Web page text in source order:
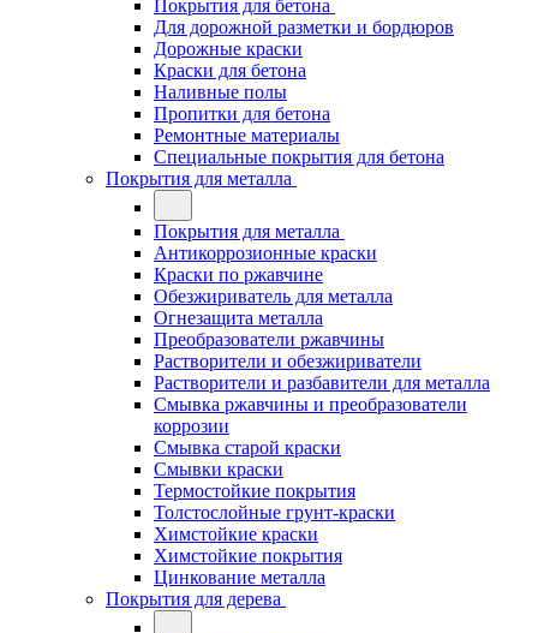
Покрытия для бетона
Для дорожной разметки и бордюров
Дорожные краски
Краски для бетона
Наливные полы
Пропитки для бетона
Ремонтные материалы
Специальные покрытия для бетона
Покрытия для металла
Покрытия для металла
Антикоррозионные краски
Краски по ржавчине
Обезжириватель для металла
Огнезащита металла
Преобразователи ржавчины
Растворители и обезжириватели
Растворители и разбавители для металла
Смывка ржавчины и преобразователи
коррозии
Смывка старой краски
Смывки краски
Термостойкие покрытия
Толстослойные грунт-краски
Химстойкие краски
Химстойкие покрытия
Цинкование металла
Покрытия для дерева